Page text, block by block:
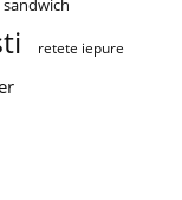
retete iepure